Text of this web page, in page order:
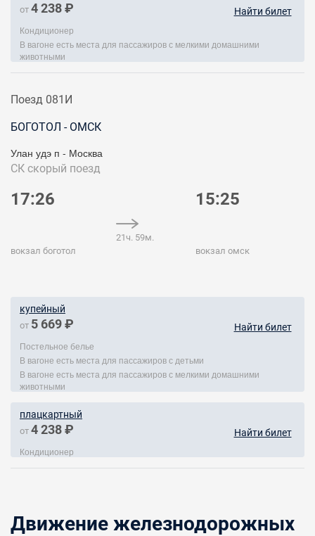
от 4 238 ₽ Найти билет
Кондиционер
В вагоне есть места для пассажиров с мелкими домашними
животными
Поезд 081И
БОГОТОЛ - ОМСК
Улан удэ п - Москва
СК скорый поезд
17:26
вокзал боготол
21ч. 59м.
15:25
вокзал омск
купейный
от 5 669 ₽ Найти билет
Постельное белье
В вагоне есть места для пассажиров с детьми
В вагоне есть места для пассажиров с мелкими домашними
животными
плацкартный
от 4 238 ₽ Найти билет
Кондиционер
Движение железнодорожных